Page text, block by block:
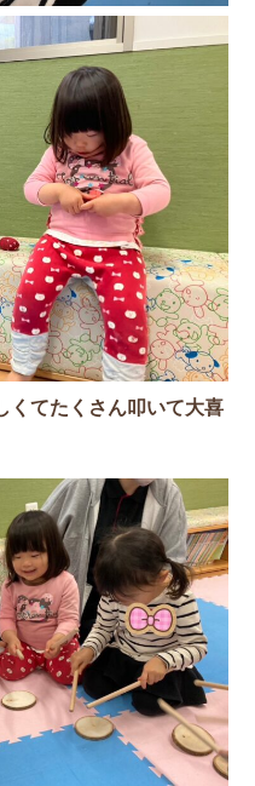
くてたくさん叩いて大喜